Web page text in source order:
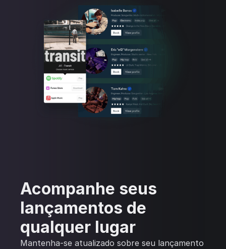
Acompanhe seus
lançamentos de
qualquer lugar
Mantenha-se atualizado sobre seu lançamento